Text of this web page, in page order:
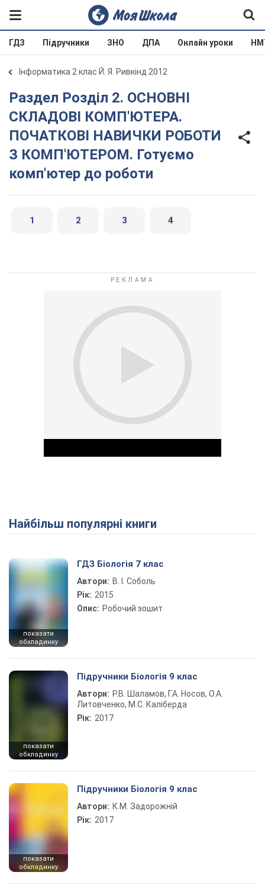
ГДЗ Підручники ЗНО ДПА Онлайн уроки
Інформатика 2 клас Й. Я. Ривкінд 2012
Раздел Розділ 2. ОСНОВНІ
СКЛАДОВІ КОМП'ЮТЕРА.
ПОЧАТКОВІ НАВИЧКИ РОБОТИ
З КОМП'ЮТЕРОМ. Готуємо
комп'ютер до роботи
1 2 3 4
Play Video
Найбільш популярні книги
показати
обкладинку
ГДЗ Біологія 7 клас
Автори: В. І. Соболь
Рік: 2015
Опис: Робочий зошит
показати
обкладинку
Підручники Біологія 9 клас
Автори: Р.В. Шаламов, Г.А. Носов, О.А.
Литовченко, М.С. Каліберда
Рік: 2017
показати
обкладинку
Підручники Біологія 9 клас
Автори: К.М. Задорожній
Рік: 2017